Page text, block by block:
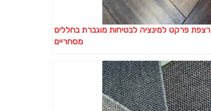
רצפת פרקט למינציה לבטיחות מוגברת בחללים
מסחריים